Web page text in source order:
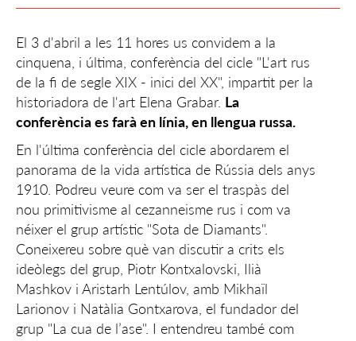
El 3 d'abril a les 11 hores us convidem a la
cinquena, i última, conferència del cicle "L'art rus
de la fi de segle XIX - inici del XX", impartit per la
historiadora de l'art Elena Grabar. La
conferència es farà en línia, en llengua russa.
En l'última conferència del cicle abordarem el
panorama de la vida artística de Rússia dels anys
1910. Podreu veure com va ser el traspàs del
nou primitivisme al cezanneisme rus i com va
néixer el grup artístic "Sota de Diamants".
Coneixereu sobre què van discutir a crits els
ideòlegs del grup, Piotr Kontxalovski, Ilià
Mashkov i Aristarh Lentúlov, amb Mikhaïl
Larionov i Natàlia Gontxarova, el fundador del
grup "La cua de l’ase". I entendreu també com